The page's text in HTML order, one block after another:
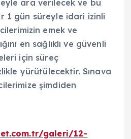
ara verilecek ve bu
1 gün süreyle idari izinli
emek ve
en sağlıklı ve güvenli
için süreç
yürütülecektir. Sınava
şimdiden
galeri/12-